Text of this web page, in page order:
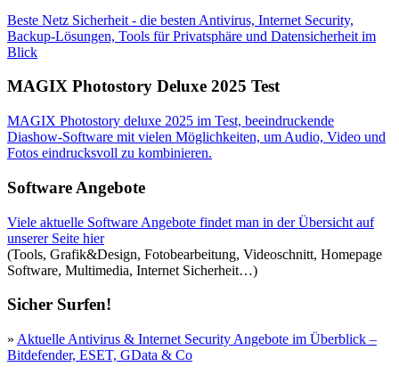
Beste Netz Sicherheit - die besten Antivirus, Internet Security,
Backup-Lösungen, Tools für Privatsphäre und Datensicherheit im
Blick
MAGIX Photostory Deluxe 2025 Test
MAGIX Photostory deluxe 2025 im Test, beeindruckende
Diashow-Software mit vielen Möglichkeiten, um Audio, Video und
Fotos eindrucksvoll zu kombinieren.
Software Angebote
Viele aktuelle Software Angebote findet man in der Übersicht auf
unserer Seite hier
(Tools, Grafik&Design, Fotobearbeitung, Videoschnitt, Homepage
Software, Multimedia, Internet Sicherheit…)
Sicher Surfen!
» Aktuelle Antivirus & Internet Security Angebote im Überblick –
Bitdefender, ESET, GData & Co